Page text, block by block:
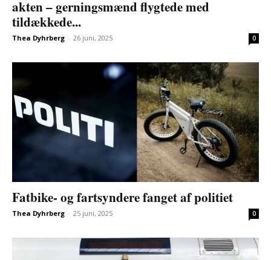
akten – gerningsmænd flygtede med
tildækkede...
Thea Dyhrberg - 26 juni, 2025 0
Fatbike- og fartsyndere fanget af politiet
Thea Dyhrberg - 25 juni, 2025 0